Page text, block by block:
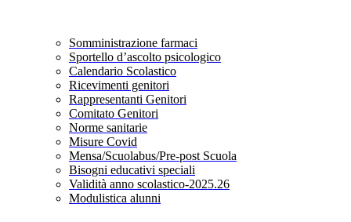
Somministrazione farmaci
Sportello d’ascolto psicologico
Calendario Scolastico
Ricevimenti genitori
Rappresentanti Genitori
Comitato Genitori
Norme sanitarie
Misure Covid
Mensa/Scuolabus/Pre-post Scuola
Bisogni educativi speciali
Validità anno scolastico-2025.26
Modulistica alunni